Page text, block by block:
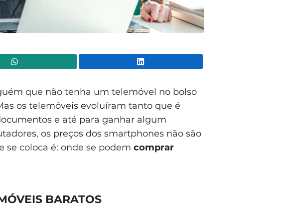
que não tenha um telemóvel no bolso
os telemóveis evoluíram tanto que é
e até para ganhar algum
os preços dos smartphones não são
se coloca é: onde se podem comprar
BARATOS